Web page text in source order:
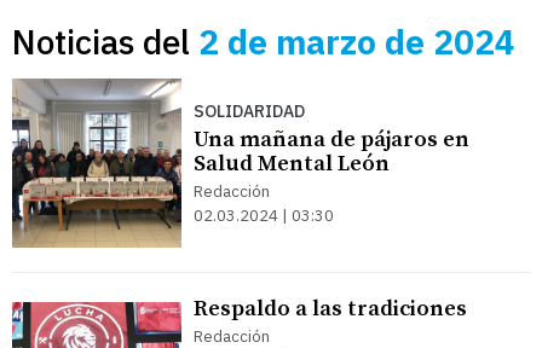
Noticias del 2 de marzo de 2024
SOLIDARIDAD
Una mañana de pájaros en
Salud Mental León
Redacción
02.03.2024 | 03:30
Respaldo a las tradiciones
Redacción